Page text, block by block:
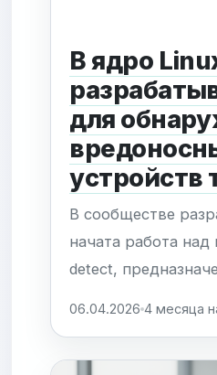
В ядро
для
устройств
В сообществе
начата работа
detect,
06.04.2026 4 месяца